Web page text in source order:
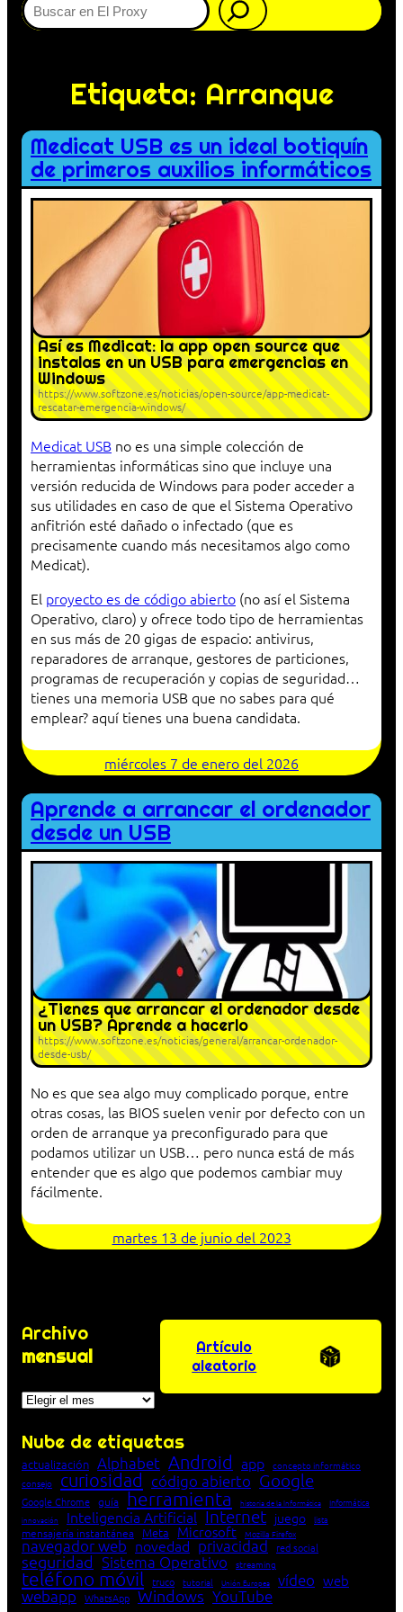
Etiqueta: Arranque
Medicat USB es un ideal botiquín
de primeros auxilios informáticos
Así es Medicat: la app open source que
instalas en un USB para emergencias en
Windows
https://www.softzone.es/noticias/open-source/app-medicat-
rescatar-emergencia-windows/
Medicat USB no es una simple colección de
herramientas informáticas sino que incluye una
versión reducida de Windows para poder acceder a
sus utilidades en caso de que el Sistema Operativo
anfitrión esté dañado o infectado (que es
precisamente cuando más necesitamos algo como
Medicat).
El proyecto es de código abierto (no así el Sistema
Operativo, claro) y ofrece todo tipo de herramientas
en sus más de 20 gigas de espacio: antivirus,
reparadores de arranque, gestores de particiones,
programas de recuperación y copias de seguridad…
tienes una memoria USB que no sabes para qué
emplear? aquí tienes una buena candidata.
miércoles 7 de enero del 2026
Aprende a arrancar el ordenador
desde un USB
¿Tienes que arrancar el ordenador desde
un USB? Aprende a hacerlo
https://www.softzone.es/noticias/general/arrancar-ordenador-
desde-usb/
No es que sea algo muy complicado porque, entre
otras cosas, las BIOS suelen venir por defecto con un
orden de arranque ya preconfigurado para que
podamos utilizar un USB… pero nunca está de más
entender que es algo que podemos cambiar muy
fácilmente.
martes 13 de junio del 2023
Archivo
mensual
Archivos
Artículo
aleatorio
Nube de etiquetas
actualización Alphabet Android app concepto informático
consejo
curiosidad código abierto Google
Google Chrome guía herramienta historia de la Informática Informática
innovación Inteligencia Artificial Internet juego lista
mensajería instantánea Meta Microsoft Mozilla Firefox
navegador web novedad privacidad red social
seguridad Sistema Operativo streaming
teléfono móvil truco tutorial Unión Europea vídeo web
webapp WhatsApp Windows YouTube